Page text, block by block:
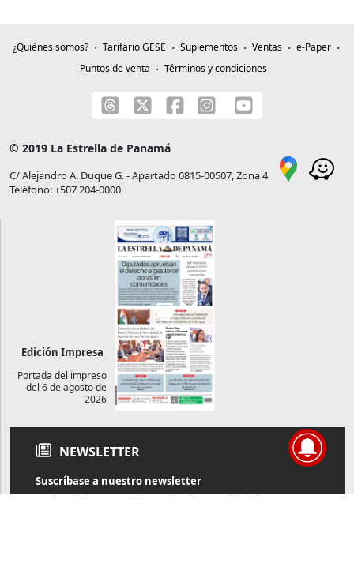
¿Quiénes somos? Tarifario GESE Suplementos Ventas
e-Paper
Puntos de venta
Términos y condiciones
© 2019 La Estrella de Panamá
C/ Alejandro A. Duque G. - Apartado 0815-00507, Zona 4
Teléfono: +507 204-0000
Edición Impresa
Portada del impreso
del 6 de agosto de
2026
NEWSLETTER
Suscríbase a nuestro newsletter
Reciba diariamente información de actualidad directamente en